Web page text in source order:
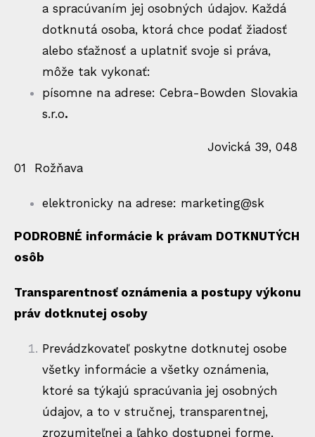
a spracúvaním jej osobných údajov. Každá
dotknutá osoba, ktorá chce podať žiadosť
alebo sťažnosť a uplatniť svoje si práva,
môže tak vykonať:
písomne na adrese: Cebra-Bowden Slovakia
s.r.o.
Jovická 39, 048
01 Rožňava
elektronicky na adrese: marketing@sk
PODROBNÉ informácie k právam DOTKNUTÝCH
osôb
Transparentnosť oznámenia a postupy výkonu
práv dotknutej osoby
Prevádzkovateľ poskytne dotknutej osobe
všetky informácie a všetky oznámenia,
ktoré sa týkajú spracúvania jej osobných
údajov, a to v stručnej, transparentnej,
zrozumiteľnej a ľahko dostupnej forme,